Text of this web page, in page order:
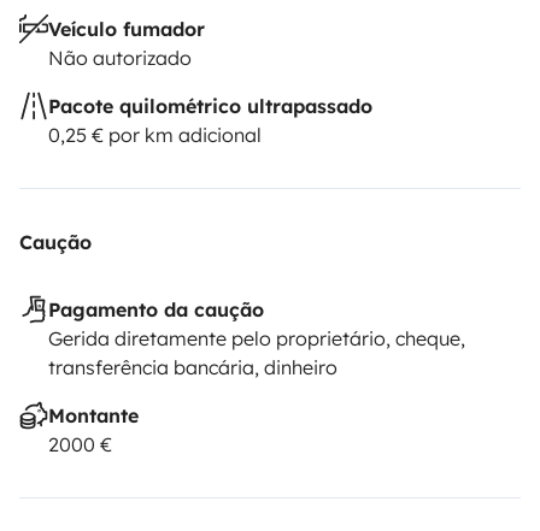
Veículo fumador
Não autorizado
Pacote quilométrico ultrapassado
0,25 € por km adicional
Caução
Pagamento da caução
Gerida diretamente pelo proprietário, cheque,
transferência bancária, dinheiro
Montante
2000 €